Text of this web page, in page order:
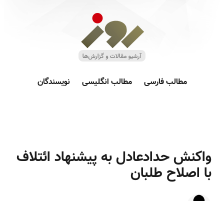
مطالب فارسی مطالب انگلیسی نویسندگان
واکنش حدادعادل به پیشنهاد ائتلاف
با اصلاح طلبان